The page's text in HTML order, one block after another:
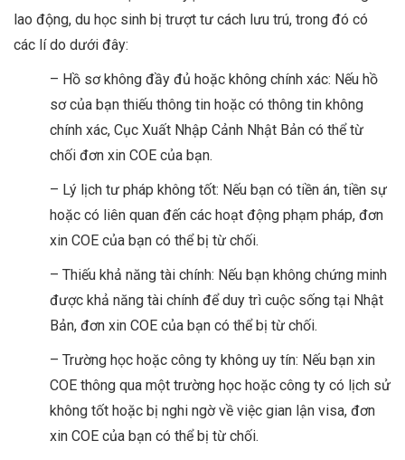
lao động, du học sinh bị trượt tư cách lưu trú, trong đó có
các lí do dưới đây:
– Hồ sơ không đầy đủ hoặc không chính xác: Nếu hồ
sơ của bạn thiếu thông tin hoặc có thông tin không
chính xác, Cục Xuất Nhập Cảnh Nhật Bản có thể từ
chối đơn xin COE của bạn.
– Lý lịch tư pháp không tốt: Nếu bạn có tiền án, tiền sự
hoặc có liên quan đến các hoạt động phạm pháp, đơn
xin COE của bạn có thể bị từ chối.
– Thiếu khả năng tài chính: Nếu bạn không chứng minh
được khả năng tài chính để duy trì cuộc sống tại Nhật
Bản, đơn xin COE của bạn có thể bị từ chối.
– Trường học hoặc công ty không uy tín: Nếu bạn xin
COE thông qua một trường học hoặc công ty có lịch sử
không tốt hoặc bị nghi ngờ về việc gian lận visa, đơn
xin COE của bạn có thể bị từ chối.